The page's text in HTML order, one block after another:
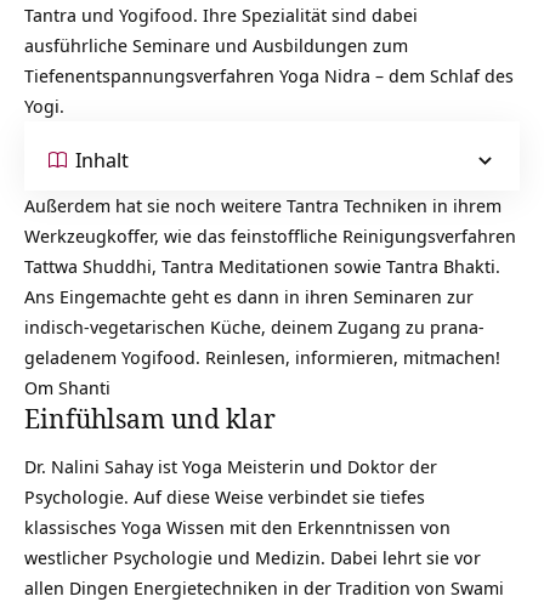
Tantra und Yogifood. Ihre Spezialität sind dabei
ausführliche Seminare und Ausbildungen zum
Tiefenentspannungsverfahren Yoga Nidra – dem Schlaf des
Yogi.
Inhalt
Außerdem hat sie noch weitere Tantra Techniken in ihrem
Werkzeugkoffer, wie das feinstoffliche Reinigungsverfahren
Tattwa Shuddhi, Tantra Meditationen sowie Tantra Bhakti.
Ans Eingemachte geht es dann in ihren Seminaren zur
indisch-vegetarischen Küche, deinem Zugang zu prana-
geladenem Yogifood. Reinlesen, informieren, mitmachen!
Om Shanti
Einfühlsam und klar
Dr. Nalini Sahay ist Yoga Meisterin und Doktor der
Psychologie. Auf diese Weise verbindet sie tiefes
klassisches Yoga Wissen mit den Erkenntnissen von
westlicher Psychologie und Medizin. Dabei lehrt sie vor
allen Dingen Energietechniken in der Tradition von Swami